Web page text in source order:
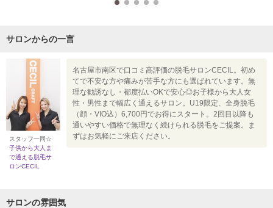
サロンからの一言
スタッフ一同☆
子供から大人ま
で通える脱毛サ
ロンCECIL
名古屋市南区で口コミ高評価の脱毛サロンCECIL。初め
てで不安な方や痛みが苦手な方にも選ばれています。無
理な勧誘なし・都度払いOKで安心◎お子様から大人女
性・男性まで幅広く通えるサロン。U19限定、全身脱毛
（顔・VIO込）6,700円でお得にスタート。2回目以降も
通いやすい価格で無理なく続けられる脱毛をご提案。ま
ずはお気軽にご来店ください。
サロンの雰囲気